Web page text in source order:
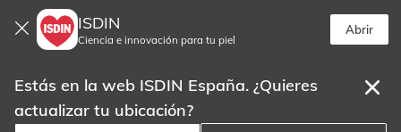
ISDIN
Ciencia e innovación para tu piel
Abrir
Estás en la web ISDIN España. ¿Quieres
actualizar tu ubicación?